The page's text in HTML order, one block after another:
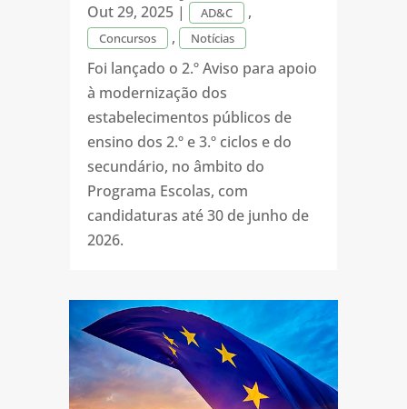
Out 29, 2025| AD&C ,
Concursos , Notícias
Foi lançado o 2.º Aviso para apoio
à modernização dos
estabelecimentos públicos de
ensino dos 2.º e 3.º ciclos e do
secundário, no âmbito do
Programa Escolas, com
candidaturas até 30 de junho de
2026.